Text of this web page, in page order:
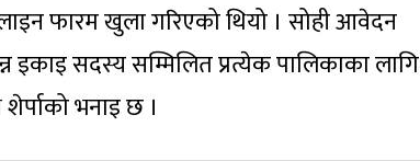
फारम खुला गरिएको थियो । सोही आवेदन
इकाइ सदस्य सम्मिलित प्रत्येक पालिकाका लागि
भनाइ छ ।